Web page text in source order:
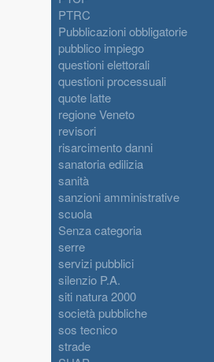
PTRC
Pubblicazioni obbligatorie
pubblico impiego
questioni elettorali
questioni processuali
quote latte
regione Veneto
revisori
risarcimento danni
sanatoria edilizia
sanità
sanzioni amministrative
scuola
Senza categoria
serre
servizi pubblici
silenzio P.A.
siti natura 2000
società pubbliche
sos tecnico
strade